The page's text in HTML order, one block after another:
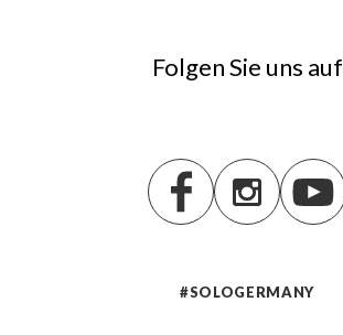
Folgen Sie uns auf
#SOLOGERMANY